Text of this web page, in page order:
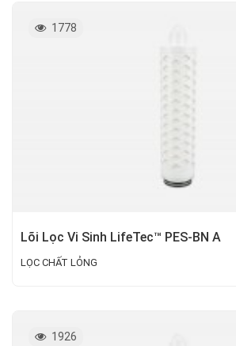
1778
Lõi Lọc Vi Sinh LifeTec™ PES-BN A
LỌC CHẤT LỎNG
1926